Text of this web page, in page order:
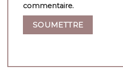
commentaire.